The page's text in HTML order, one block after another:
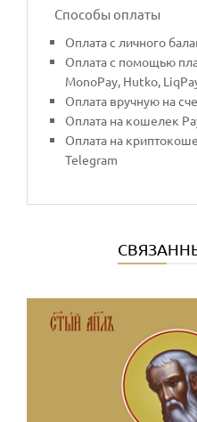
Способы оплаты
Оплата с личного
Оплата с помощью
MonoPay, Hutko,
Оплата вручную на
Оплата на кошелек
Оплата на
Telegram